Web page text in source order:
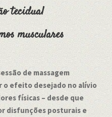
tecidual
musculares
de massagem
o efeito desejado no alívio
físicas – desde que
disfunções posturais e